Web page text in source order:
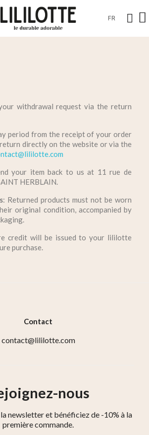
FR
withdrawal request via the return
period from the receipt of your order
directly on the website or via the
your item back to us at 11 rue de
HERBLAIN.
: Returned products must not be worn
original condition, accompanied by
credit will be issued to your lililotte
purchase.
Contact
contact@lililotte.com
nous
newsletter et bénéficiez de -10% à la
première commande.